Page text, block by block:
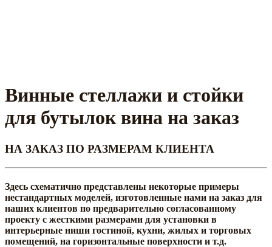
Винные стеллажи и стойки
для бутылок вина на заказ
НА ЗАКАЗ ПО РАЗМЕРАМ КЛИЕНТА
Здесь схематично представлены некоторые примеры
нестандартных моделей, изготовленные нами на заказ для
наших клиентов по предварительно согласованному
проекту с жесткими размерами для установки в
интерьерные ниши гостиной, кухни, жилых и торговых
помещений, на горизонтальные поверхности и т.д.